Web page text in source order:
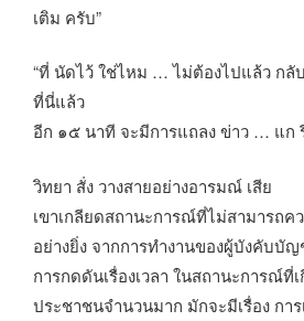
เติม ครับ”
“ที่ นัดไว้ ใช่ไหม … ไม่ต้องไปแล้ว กลั
ที่นี่แล้ว
อีก ๑๕ นาที จะมีการแถลง ข่าว … แก
วิทยา สั่ง วางสายอย่างอารมณ์ เสีย
เขาเกลียดสถานะการณ์ที่ไม่สามารถค
อย่างยิ่ง จากการทำงานของผู้บังคับบัญ
การกดดันเรื่องเวลา ในสถานะการณ์ที่
ประชาชนจำนวนมาก มักจะมีเรื่อง การ